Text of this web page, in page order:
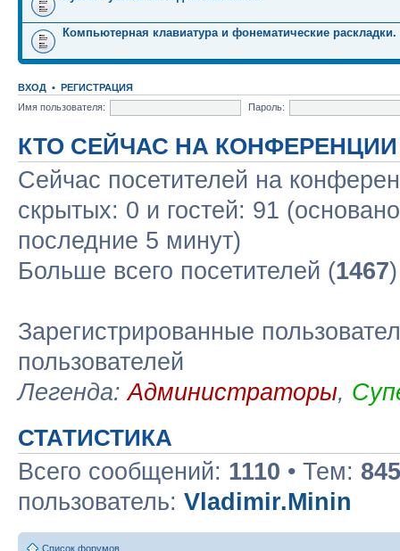
Компьютерная клавиатура и фонематические раскладки.
ВХОД • РЕГИСТРАЦИЯ
Имя пользователя:
Пароль:
КТО СЕЙЧАС НА КОНФЕРЕНЦИИ
Сейчас посетителей на
скрытых: 0 и гостей: 91
последние 5 минут)
Больше всего посетителей (1467
Зарегистрированные
пользователей
Легенда:Администраторы,
СТАТИСТИКА
Всего сообщений: 1110 • Тем: 845
пользователь: Vladimir.Minin
Список форумов